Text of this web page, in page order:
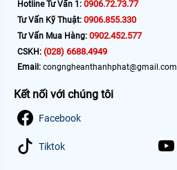
Hotline Tư Vấn 1: 0906.72.73.77
Tư Vấn Kỹ Thuật: 0906.855.330
Tư Vấn Mua Hàng: 0902.452.577
CSKH: (028) 6688.4949
Email: congngheanthanhphat@gmail.com
Kết nối với chúng tôi
Facebook
Tiktok